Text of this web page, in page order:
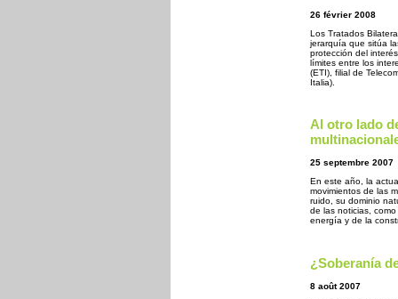
26 février 2008
Los Tratados
jerarquía que sitúa
protección del
límites entre los
(ETI), filial de
Italia).
Al otro lado
25 septembre 2007
En este año, la
movimientos de las
ruido, su dominio
de las noticias,
energía y de la
¿Soberanía
8 août 2007